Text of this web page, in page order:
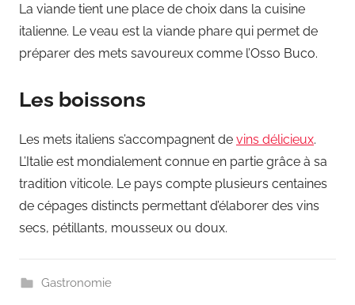
La viande tient une place de choix dans la cuisine
italienne. Le veau est la viande phare qui permet de
préparer des mets savoureux comme l’Osso Buco.
Les boissons
Les mets italiens s’accompagnent de vins délicieux.
L’Italie est mondialement connue en partie grâce à sa
tradition viticole. Le pays compte plusieurs centaines
de cépages distincts permettant d’élaborer des vins
secs, pétillants, mousseux ou doux.
Gastronomie